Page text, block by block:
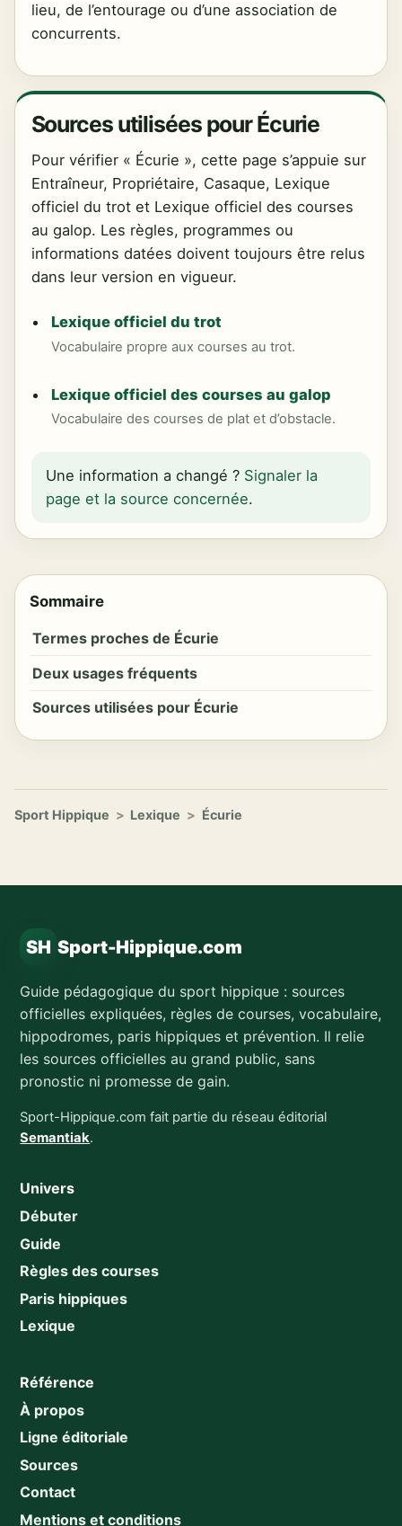
lieu, de l’entourage ou d’une association de
concurrents.
Sources utilisées pour Écurie
Pour vérifier « Écurie », cette page s’appuie sur
Entraîneur, Propriétaire, Casaque, Lexique
officiel du trot et Lexique officiel des courses
au galop. Les règles, programmes ou
informations datées doivent toujours être relus
dans leur version en vigueur.
Lexique officiel du trot
Vocabulaire propre aux courses au trot.
Lexique officiel des courses au galop
Vocabulaire des courses de plat et d’obstacle.
Une information a changé ? Signaler la
page et la source concernée.
Sommaire
Termes proches de Écurie
Deux usages fréquents
Sources utilisées pour Écurie
Sport Hippique > Lexique > Écurie
SH Sport-Hippique.com
Guide pédagogique du sport hippique : sources
officielles expliquées, règles de courses, vocabulaire,
hippodromes, paris hippiques et prévention. Il relie
les sources officielles au grand public, sans
pronostic ni promesse de gain.
Sport-Hippique.com fait partie du réseau éditorial
Semantiak.
Univers
Débuter
Guide
Règles des courses
Paris hippiques
Lexique
Référence
À propos
Ligne éditoriale
Sources
Contact
Mentions et conditions